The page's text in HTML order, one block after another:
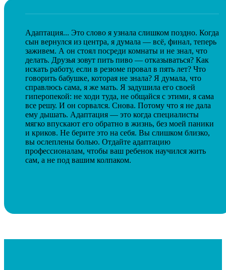
Адаптация... Это слово я узнала слишком поздно. Когда
сын вернулся из центра, я думала — всё, финал, теперь
заживем. А он стоял посреди комнаты и не знал, что
делать. Друзья зовут пить пиво — отказываться? Как
искать работу, если в резюме провал в пять лет? Что
говорить бабушке, которая не знала? Я думала, что
справлюсь сама, я же мать. Я задушила его своей
гиперопекой: не ходи туда, не общайся с этими, я сама
все решу. И он сорвался. Снова. Потому что я не дала
ему дышать. Адаптация — это когда специалисты
мягко впускают его обратно в жизнь, без моей паники
и криков. Не берите это на себя. Вы слишком близко,
вы ослеплены болью. Отдайте адаптацию
профессионалам, чтобы ваш ребенок научился жить
сам, а не под вашим колпаком.